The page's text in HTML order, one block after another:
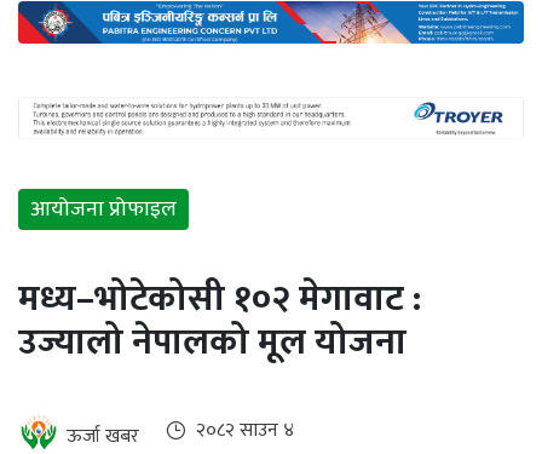
ऊर्जा
दक्षता
उहिलेकाे
खबर
हरित
हाइड्रोजन
सम्पादकीय
आयोजना प्रोफाइल
मध्य–भोटेकोसी १०२ मेगावाट :
उज्यालो नेपालको मूल योजना
ऊर्जा खबर २०८२ साउन ४